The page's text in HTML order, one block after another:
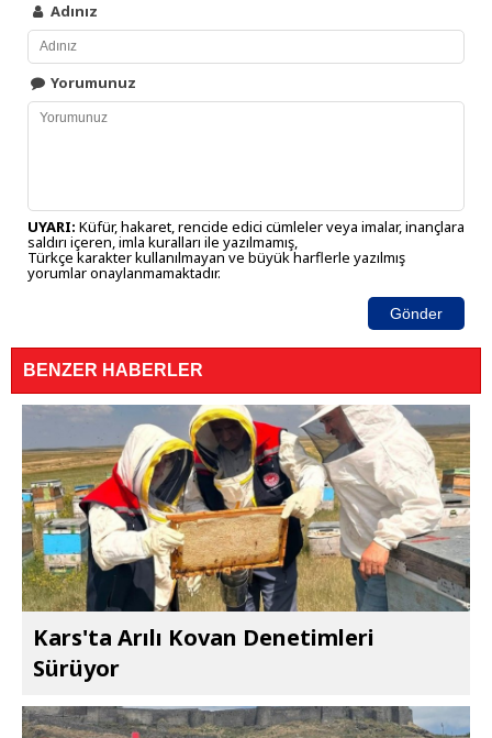
Adınız
Yorumunuz
UYARI: Küfür, hakaret, rencide edici cümleler veya imalar, inançlara
saldırı içeren, imla kuralları ile yazılmamış,
Türkçe karakter kullanılmayan ve büyük harflerle yazılmış
yorumlar onaylanmamaktadır.
Gönder
BENZER HABERLER
Kars'ta Arılı Kovan Denetimleri
Sürüyor